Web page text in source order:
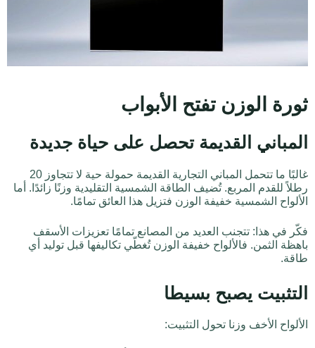
ثورة الوزن تفتح الأبواب
المباني القديمة تحصل على حياة جديدة
غالبًا ما تتحمل المباني التجارية القديمة حمولة حية لا تتجاوز 20
رطلاً للقدم المربع. تُضيف الطاقة الشمسية التقليدية وزنًا زائدًا. أما
الألواح الشمسية خفيفة الوزن فتزيل هذا العائق تمامًا.
فكّر في هذا: تتجنب العديد من المصانع تمامًا تعزيزات الأسقف
باهظة الثمن. فالألواح خفيفة الوزن تُغطّي تكاليفها قبل توليد أي
طاقة.
التثبيت يصبح بسيطا
الألواح الأخف وزنا تحول التثبيت: